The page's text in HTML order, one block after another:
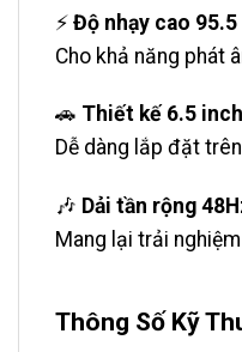
⚡ Độ nhạy cao 95.5
Cho khả năng phát
🚗 Thiết kế 6.5
Dễ dàng lắp đặt
🎶 Dải tần rộng
Mang lại trải
Thông Số Kỹ